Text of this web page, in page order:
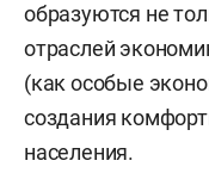
образуются не
отраслей
(как особые
создания
населения.